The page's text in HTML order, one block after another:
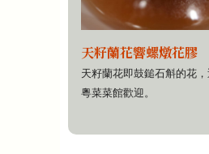
天籽蘭花響螺燉花膠
天籽蘭花即鼓鎚石斛的花
粵菜菜館歡迎。